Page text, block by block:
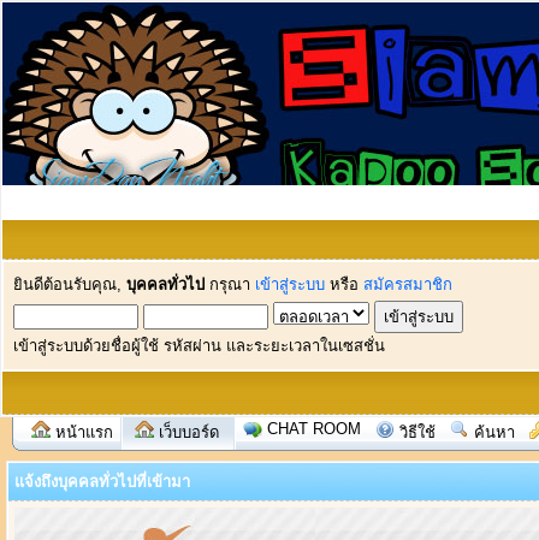
ยินดีต้อนรับคุณ, บุคคลทั่วไป กรุณา เข้าสู่ระบบ หรือ สมัครสมาชิก
เข้าสู่ระบบด้วยชื่อผู้ใช้ รหัสผ่าน และระยะเวลาในเซสชั่น
หน้าแรก เว็บบอร์ด CHAT ROOM วิธีใช้ ค้นหา
แจ้งถึงบุคคลทั่วไปที่เข้ามา